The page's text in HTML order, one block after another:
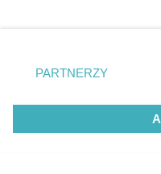
zmienić/wycofać
znajdujący się w lewym
rodzaje przetwarzania
użytkownika, ale masz
przetwarzaniu.
PARTNERZY